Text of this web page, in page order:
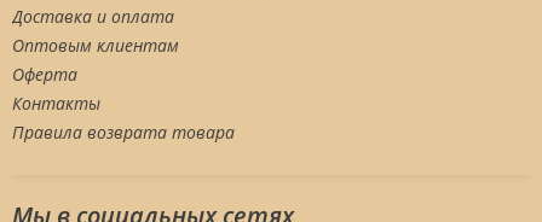
Доставка и оплата
Оптовым клиентам
Оферта
Контакты
Правила возврата товара
Мы в социальных сетяx